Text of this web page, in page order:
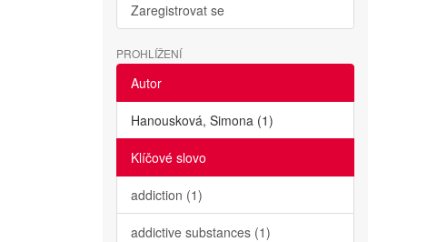
Zaregistrovat se
PROHLÍŽENÍ
Autor
Hanousková, Simona (1)
Klíčové slovo
addiction (1)
addictive substances (1)